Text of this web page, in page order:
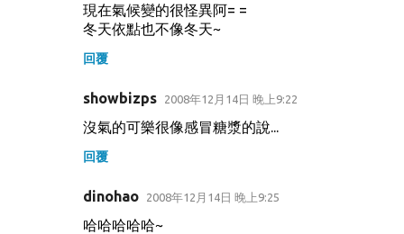
現在氣候變的很怪異阿= =
冬天依點也不像冬天~
回覆
showbizps 2008年12月14日 晚上9:22
沒氣的可樂很像感冒糖漿的說...
回覆
dinohao 2008年12月14日 晚上9:25
哈哈哈哈哈~